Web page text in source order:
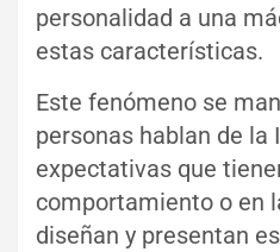
personalidad a una
estas características.
Este fenómeno se
personas hablan de la
expectativas que
comportamiento o en
diseñan y presentan